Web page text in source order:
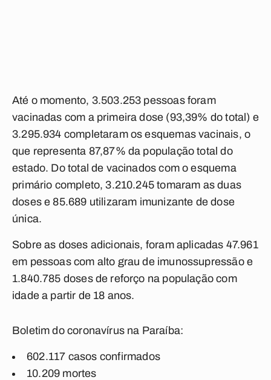
Até o momento, 3.503.253 pessoas foram
vacinadas com a primeira dose (93,39% do total) e
3.295.934 completaram os esquemas vacinais, o
que representa 87,87% da população total do
estado. Do total de vacinados com o esquema
primário completo, 3.210.245 tomaram as duas
doses e 85.689 utilizaram imunizante de dose
única.
Sobre as doses adicionais, foram aplicadas 47.961
em pessoas com alto grau de imunossupressão e
1.840.785 doses de reforço na população com
idade a partir de 18 anos.
Boletim do coronavírus na Paraíba:
602.117 casos confirmados
10.209 mortes